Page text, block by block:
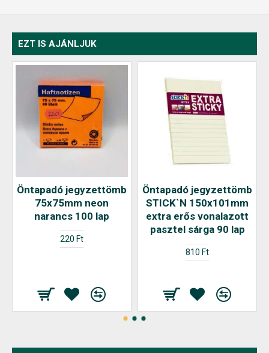
EZT IS AJÁNLJUK
Öntapadó jegyzettömb
75x75mm neon
narancs 100 lap
220 Ft
Öntapadó jegyzettömb
STICK`N 150x101mm
extra erős vonalazott
pasztel sárga 90 lap
810 Ft